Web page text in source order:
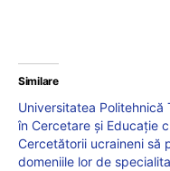
Similare
Universitatea Politehnică
în Cercetare şi Educaţie
Cercetătorii ucraineni să
domeniile lor de